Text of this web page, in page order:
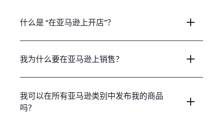
什么是 “在亚马逊上开店”？
我为什么要在亚马逊上销售？
我可以在所有亚马逊类别中发布我的商品
吗？